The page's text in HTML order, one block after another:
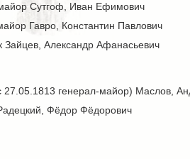
Сутгоф, Иван Ефимович
Гавро, Константин Павлович
Александр Афанасьевич
27.05.1813 генерал-майор) Маслов,
Фёдор Фёдорович